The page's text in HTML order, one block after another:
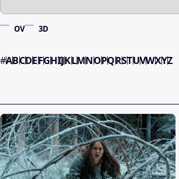
OV 3D
#ABCDEFGHIJKLMNOPQRSTUVWXYZ